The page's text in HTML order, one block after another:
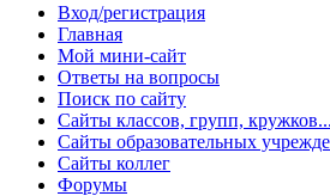
Вход/регистрация
Главная
Мой мини-сайт
Ответы на вопросы
Поиск по сайту
Сайты классов, групп, кружков...
Сайты образовательных
Сайты коллег
Форумы